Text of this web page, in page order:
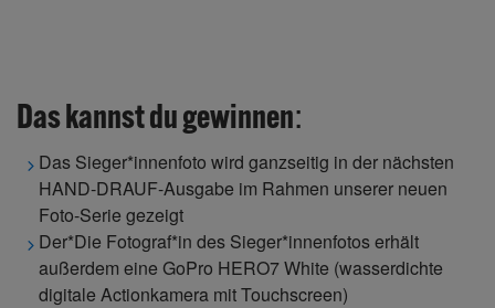
Das kannst du gewinnen:
Das Sieger*innenfoto wird ganzseitig in der nächsten
HAND-DRAUF-Ausgabe im Rahmen unserer neuen
Foto-Serie gezeigt
Der*Die Fotograf*in des Sieger*innenfotos erhält
außerdem eine GoPro HERO7 White (wasserdichte
digitale Actionkamera mit Touchscreen)